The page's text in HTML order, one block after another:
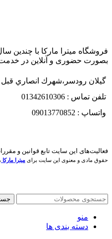
فروشگاه میترا مارکا با چندین
بصورت حضوری و آنلاین در
گيلان رودسر،شهرك انصاري قبل
تلفن تماس : 01342610306
واتساپ : 09013770852
فعاليت‌های اين سايت تابع قوانين و
حقوق مادی و معنوی این سایت برای میترا مارکا
منو
دسته بندی ها